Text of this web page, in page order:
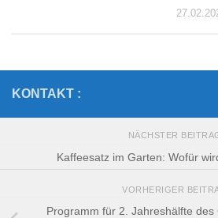
KONTAKT :
NÄCHSTER
Kaffeesatz im Garten: Wofür
VORHERIGER
Programm für 2. Jahreshälfte